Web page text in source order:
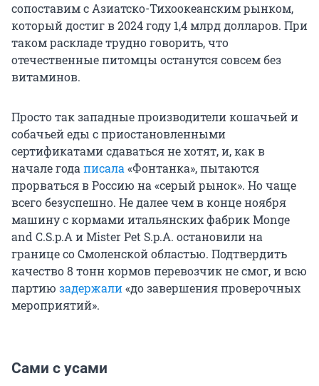
сопоставим с Азиатско-Тихоокеанским рынком,
который достиг в 2024 году 1,4 млрд долларов. При
таком раскладе трудно говорить, что
отечественные питомцы останутся совсем без
витаминов.
Просто так западные производители кошачьей и
собачьей еды с приостановленными
сертификатами сдаваться не хотят, и, как в
начале года писала «Фонтанка», пытаются
прорваться в Россию на «серый рынок». Но чаще
всего безуспешно. Не далее чем в конце ноября
машину с кормами итальянских фабрик Monge
and C.S.p.A и Mister Pet S.p.A. остановили на
границе со Смоленской областью. Подтвердить
качество 8 тонн кормов перевозчик не смог, и всю
партию задержали«до завершения проверочных
мероприятий».
Сами с усами